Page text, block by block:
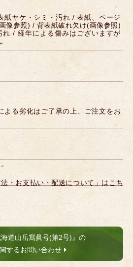
紙ヤケ・シミ・汚れ / 表紙、ページ
像参照) / 背表紙破れ欠け(画像参照)
/ 経年による傷みはございますが
よる劣化はご了承の上、ご注文をお
・お支払い・配送について」はこち
道山岳寫眞号(第2号)』の
するお問い合わせ